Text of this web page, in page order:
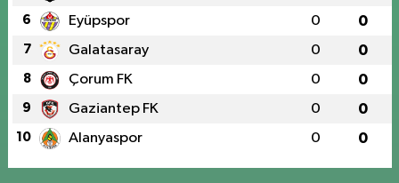
6 Eyüpspor 0 0
7 Galatasaray 0 0
8 Çorum FK 0 0
9 Gaziantep FK 0 0
10 Alanyaspor 0 0